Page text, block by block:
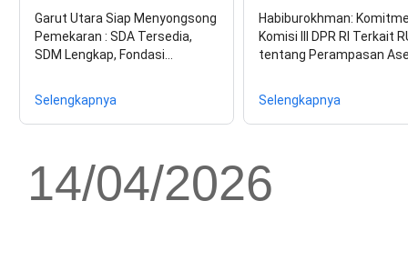
Garut Utara Siap Menyongsong
Pemekaran : SDA Tersedia,
SDM Lengkap, Fondasi…
Selengkapnya
Habiburokhman:
Komisi III DPR RI Terkait
tentang Perampasan
Selengkapnya
14/04/2026